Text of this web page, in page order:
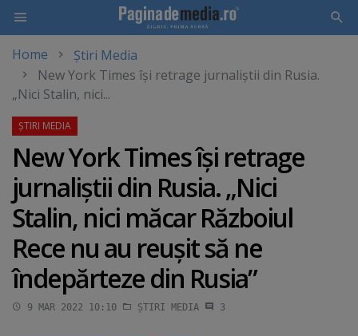
main
content
Home
Știri Media
New York Times îşi retrage jurnaliştii din Rusia.
„Nici Stalin, nici...
New York Times îşi retrage
jurnaliştii din Rusia. „Nici
Stalin, nici măcar Războiul
Rece nu au reuşit să ne
îndepărteze din Rusia”
9 MAR 2022 10:10 ȘTIRI MEDIA 3